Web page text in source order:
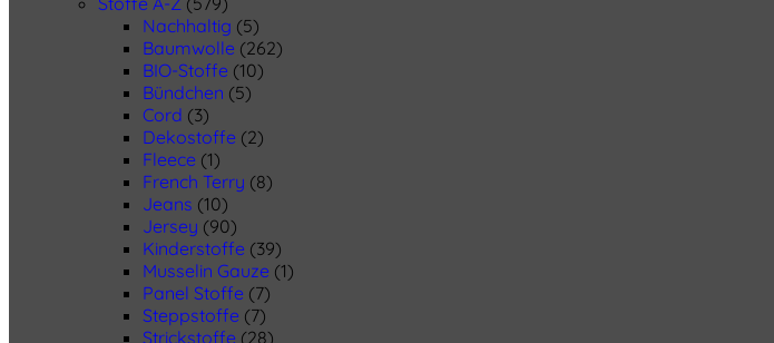
Nachhaltig (5)
Baumwolle (262)
BIO-Stoffe (10)
Bündchen (5)
Cord (3)
Dekostoffe (2)
Fleece (1)
French Terry (8)
Jeans (10)
Jersey (90)
Kinderstoffe (39)
Musselin Gauze (1)
Panel Stoffe (7)
Steppstoffe (7)
Strickstoffe (28)